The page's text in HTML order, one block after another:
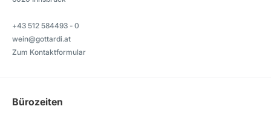
+43 512 584493 - 0
wein@gottardi.at
Zum Kontaktformular
Bürozeiten